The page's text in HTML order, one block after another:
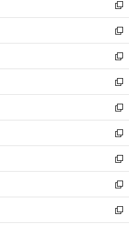
ィ
ン
ド
ウ
で
開
く
い
ウ
ィ
ン
ド
ウ
で
開
く
新
し
い
ウ
ィ
ン
ド
ウ
で
開
く
新
し
い
ウ
ィ
ン
ド
ウ
で
開
く
新
し
い
ウ
ィ
ン
ド
ウ
で
開
く
新
し
い
ウ
ィ
ン
ド
ウ
で
開
く
新
し
い
ウ
ィ
ン
ド
ウ
で
開
新
し
い
ウ
ィ
ン
ド
ウ
新
し
い
ウ
ィ
ン
新
し
い
ウ
新
し